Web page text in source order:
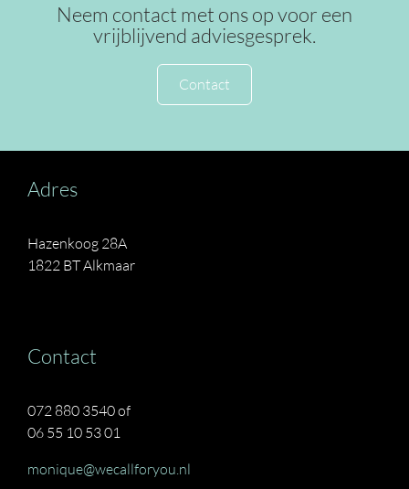
Neem contact met ons op voor een
vrijblijvend adviesgesprek.
Contact
Adres
Hazenkoog 28A
1822 BT Alkmaar
Contact
072 880 3540 of
06 55 10 53 01
monique@wecallforyou.nl